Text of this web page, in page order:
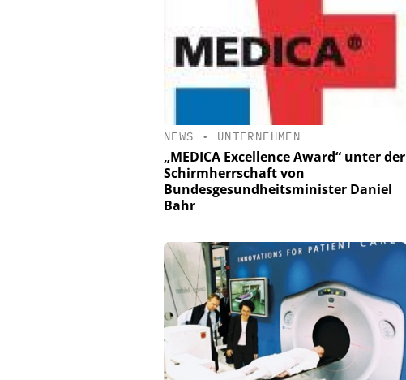
NEWS • UNTERNEHMEN
„MEDICA Excellence Award“ unter der
Schirmherrschaft von
Bundesgesundheitsminister Daniel
Bahr